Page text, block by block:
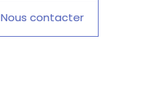
Nous contacter